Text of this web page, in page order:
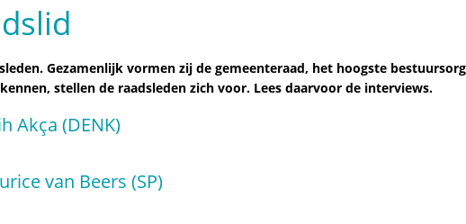
Gezamenlijk vormen zij de gemeenteraad, het hoogste
stellen de raadsleden zich voor. Lees daarvoor de interviews.
Akça (DENK)
van Beers (SP)